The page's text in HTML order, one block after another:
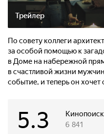
Трейлер
По совету коллеги
за особой помощью к
в Доме на набережной
в счастливой жизни
событие, и теперь он хочет
в еду, и ставит условие —
супруги должны жить в её
Кинопоиск
5.3 6 841